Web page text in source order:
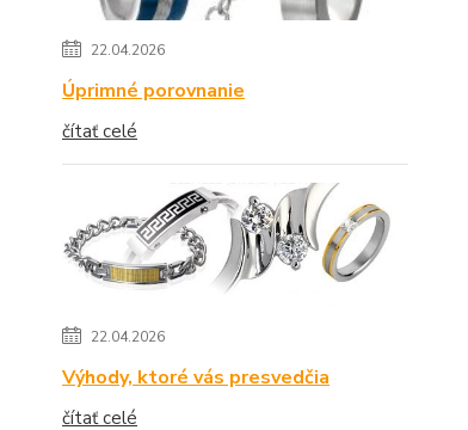
22.04.2026
Úprimné porovnanie
čítať celé
22.04.2026
Výhody, ktoré vás presvedčia
čítať celé